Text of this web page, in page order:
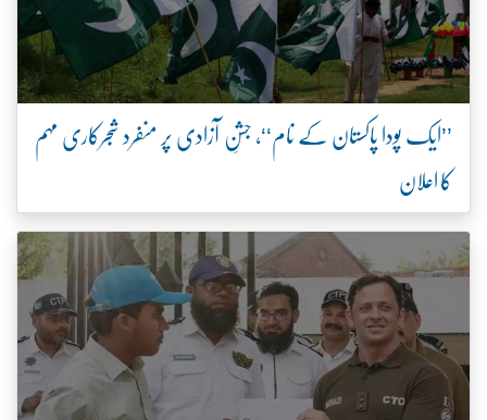
’’ایک پودا پاکستان کے نام‘‘، جشنِ آزادی پر منفرد شجرکاری مہم
کا اعلان